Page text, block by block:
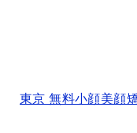
東京 無料小顔美顔